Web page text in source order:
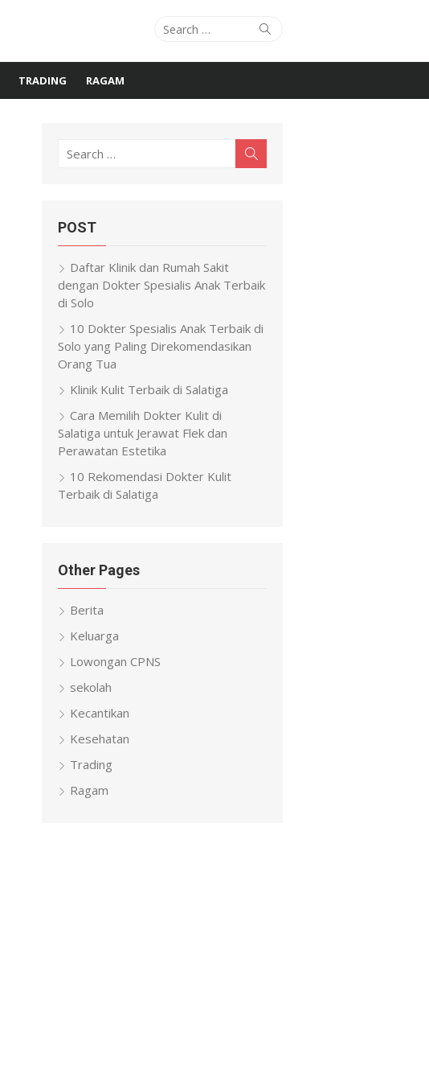
Search
Search
TRADING RAGAM
Search
POST
Daftar Klinik dan Rumah Sakit
dengan Dokter Spesialis Anak Terbaik
di Solo
10 Dokter Spesialis Anak Terbaik di
Solo yang Paling Direkomendasikan
Orang Tua
Klinik Kulit Terbaik di Salatiga
Cara Memilih Dokter Kulit di
Salatiga untuk Jerawat Flek dan
Perawatan Estetika
10 Rekomendasi Dokter Kulit
Terbaik di Salatiga
Other Pages
Berita
Keluarga
Lowongan CPNS
sekolah
Kecantikan
Kesehatan
Trading
Ragam